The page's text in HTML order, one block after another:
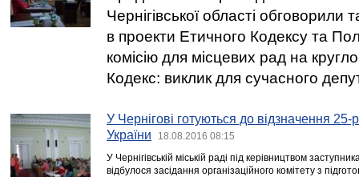
Чернігівської області обговорили
в проекти Етичного Кодексу та
комісію для місцевих рад на
Кодекс: виклик для сучасного
У Чернігові готуються до відзначення
України
18.08.2016 08:15
У Чернігівській міській раді під керівництвом
відбулося засідання організаційного комітету з